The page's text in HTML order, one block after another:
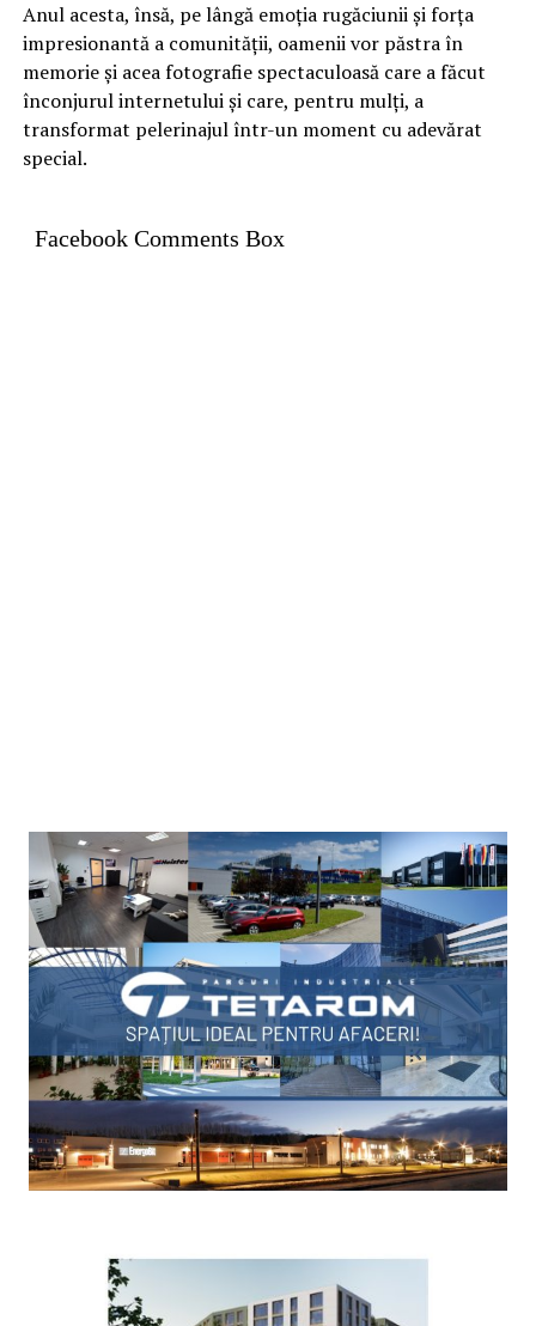
Anul acesta, însă, pe lângă emoția rugăciunii și forța
impresionantă a comunității, oamenii vor păstra în
memorie și acea fotografie spectaculoasă care a făcut
înconjurul internetului și care, pentru mulți, a
transformat pelerinajul într-un moment cu adevărat
special.
Facebook Comments Box